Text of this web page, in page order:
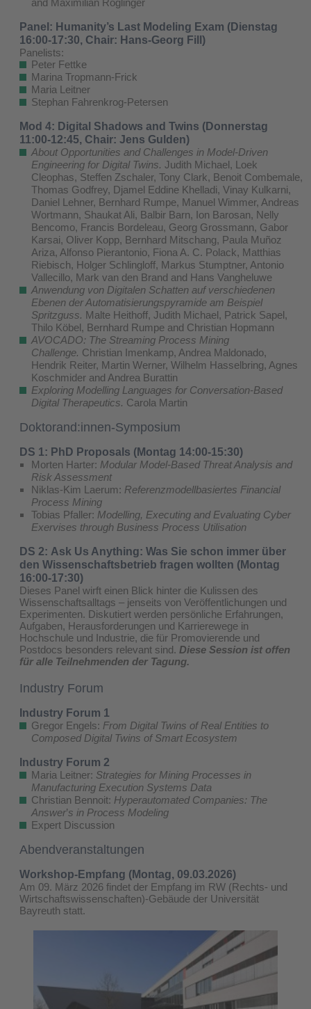
and Maximilian Röglinger
Panel: Humanity’s Last Modeling Exam (Dienstag
16:00-17:30, Chair: Hans-Georg Fill)
Panelists:
Peter Fettke
Marina Tropmann-Frick
Maria Leitner
Stephan Fahrenkrog-Petersen
Mod 4: Digital Shadows and Twins (Donnerstag
11:00-12:45, Chair: Jens Gulden)
About Opportunities and Challenges in Model-Driven
Engineering for Digital Twins. Judith Michael, Loek
Cleophas, Steffen Zschaler, Tony Clark, Benoit Combemale,
Thomas Godfrey, Djamel Eddine Khelladi, Vinay Kulkarni,
Daniel Lehner, Bernhard Rumpe, Manuel Wimmer, Andreas
Wortmann, Shaukat Ali, Balbir Barn, Ion Barosan, Nelly
Bencomo, Francis Bordeleau, Georg Grossmann, Gabor
Karsai, Oliver Kopp, Bernhard Mitschang, Paula Muñoz
Ariza, Alfonso Pierantonio, Fiona A. C. Polack, Matthias
Riebisch, Holger Schlingloff, Markus Stumptner, Antonio
Vallecillo, Mark van den Brand and Hans Vangheluwe
Anwendung von Digitalen Schatten auf verschiedenen
Ebenen der Automatisierungspyramide am Beispiel
Spritzguss. Malte Heithoff, Judith Michael, Patrick Sapel,
Thilo Köbel, Bernhard Rumpe and Christian Hopmann
AVOCADO: The Streaming Process Mining
Challenge. Christian Imenkamp, Andrea Maldonado,
Hendrik Reiter, Martin Werner, Wilhelm Hasselbring, Agnes
Koschmider and Andrea Burattin
Exploring Modelling Languages for Conversation-Based
Digital Therapeutics. Carola Martin
Doktorand:innen-Symposium
DS 1: PhD Proposals (Montag 14:00-15:30)
Morten Harter: Modular Model-Based Threat Analysis and
Risk Assessment
Niklas-Kim Laerum: Referenzmodellbasiertes Financial
Process Mining
Tobias Pfaller: Modelling, Executing and Evaluating Cyber
Exervises through Business Process Utilisation
DS 2: Ask Us Anything: Was Sie schon immer über
den Wissenschaftsbetrieb fragen wollten (Montag
16:00-17:30)
Dieses Panel wirft einen Blick hinter die Kulissen des
Wissenschaftsalltags – jenseits von Veröffentlichungen und
Experimenten. Diskutiert werden persönliche Erfahrungen,
Aufgaben, Herausforderungen und Karrierewege in
Hochschule und Industrie, die für Promovierende und
Postdocs besonders relevant sind. Diese Session ist offen
für alle Teilnehmenden der Tagung.
Industry Forum
Industry Forum 1
Gregor Engels: From Digital Twins of Real Entities to
Composed Digital Twins of Smart Ecosystem
Industry Forum 2
Maria Leitner: Strategies for Mining Processes in
Manufacturing Execution Systems Data
Christian Bennoit: Hyperautomated Companies: The
Answer’​s in Process Modeling
Expert Discussion
Abendveranstaltungen
Workshop-Empfang (Montag, 09.03.2026)
Am 09. März 2026 findet der Empfang im RW (Rechts- und
Wirtschaftswissenschaften)-Gebäude der Universität
Bayreuth statt.